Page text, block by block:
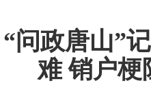
“问政唐山”
难 销户梗